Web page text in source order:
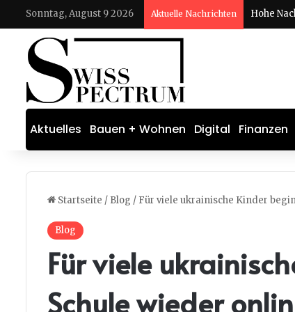
Sonntag, August 9 2026 Aktuelle Nachrichten
Aktuelles Bauen + Wohnen Digital Finanzen
Startseite / Blog / Für viele ukrainische Kinder
Blog
Für viele
Schule wieder